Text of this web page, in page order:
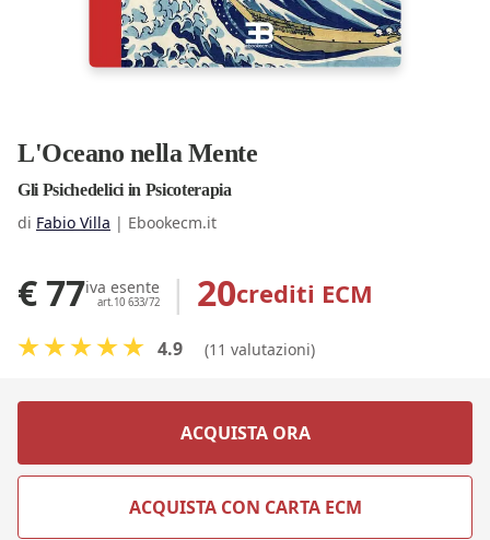
L'Oceano nella Mente
Gli Psichedelici in Psicoterapia
di Fabio Villa | Ebookecm.it
€ 77iva esente
art.10 633/72 | 20crediti ECM
4.9 (11 valutazioni)
ACQUISTA ORA
ACQUISTA CON CARTA ECM